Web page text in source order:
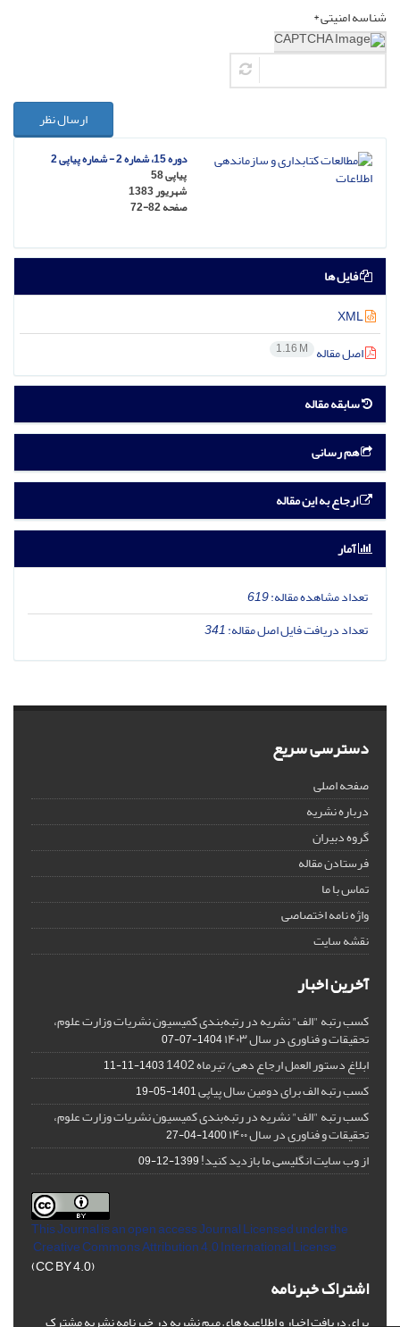
شناسه امنیتی *
ارسال نظر
دوره 15، شماره 2 - شماره پیاپی 2
پیاپی 58
شهریور 1383
صفحه72-82
فایل ها
اصل مقاله 1.16 M
سابقه مقاله
هم رسانی
ارجاع به این مقاله
آمار
تعداد مشاهده مقاله:619
تعداد دریافت فایل اصل مقاله:341
دسترسی سریع
صفحه اصلی
درباره نشریه
گروه دبیران
فرستادن مقاله
تماس با ما
واژه نامه اختصاصی
نقشه سایت
آخرین اخبار
کسب رتبه "الف" نشریه در رتبه‌بندی کمیسیون نشریات وزارت علوم،
تحقیقات و فناوری در سال ۱۴۰۳ 1404-07-07
ابلاغ دستور العمل ارجاع دهی/ تیرماه 1402 1403-11-11
کسب رتبه الف برای دومین سال پیاپی1401-05-19
کسب رتبه "الف" نشریه در رتبه‌بندی کمیسیون نشریات وزارت علوم،
تحقیقات و فناوری در سال ۱۴۰۰ 1400-04-27
از وب سایت انگلیسی ما بازدید کنید!1399-12-09
This Journal is an open access Journal Licensedunder the
Creative Commons Attribution 4.0 International License
(CC BY 4.0)
اشتراک خبرنامه
برای دریافت اخبار و اطلاعیه های مهم نشریه در خبرنامه نشریه مشترک